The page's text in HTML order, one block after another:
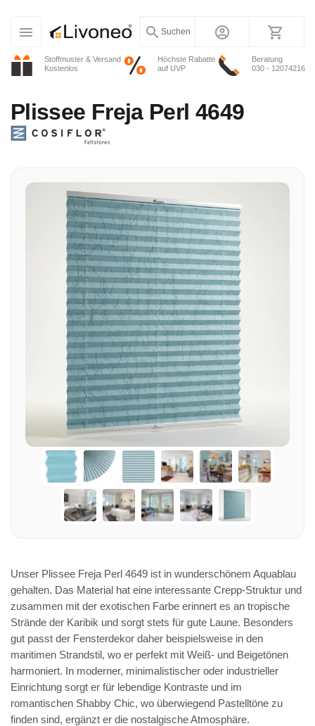
Stoffmuster & Versand
Kostenlos
Höchste Rabatte
auf UVP
Beratung
030 - 12074216
Suchen
Plissee Freja Perl 4649
Unser Plissee Freja Perl 4649 ist in wunderschönem Aquablau
gehalten. Das Material hat eine interessante Crepp-Struktur und
zusammen mit der exotischen Farbe erinnert es an tropische
Strände der Karibik und sorgt stets für gute Laune. Besonders
gut passt der Fensterdekor daher beispielsweise in den
maritimen Strandstil, wo er perfekt mit Weiß- und Beigetönen
harmoniert. In moderner, minimalistischer oder industrieller
Einrichtung sorgt er für lebendige Kontraste und im
romantischen Shabby Chic, wo überwiegend Pastelltöne zu
finden sind, ergänzt er die nostalgische Atmosphäre.